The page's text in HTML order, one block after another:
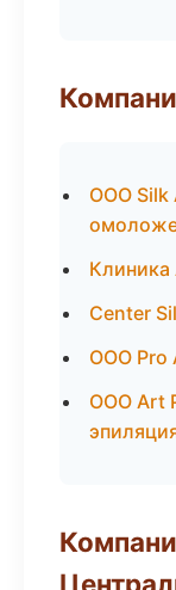
ООО Silk
Клиника
Center
ООО Pro
ООО Art